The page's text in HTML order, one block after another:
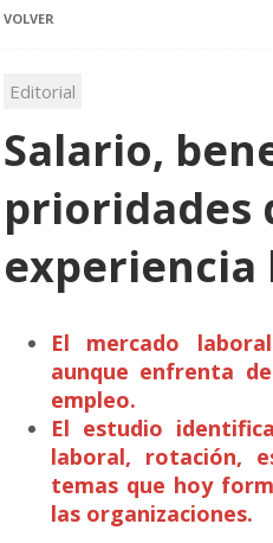
VOLVER
Editorial
Salario,
prioridades
experiencia
El mercado
aunque enfrenta
empleo.
El estudio
laboral, rotación,
temas que hoy
las organizaciones.